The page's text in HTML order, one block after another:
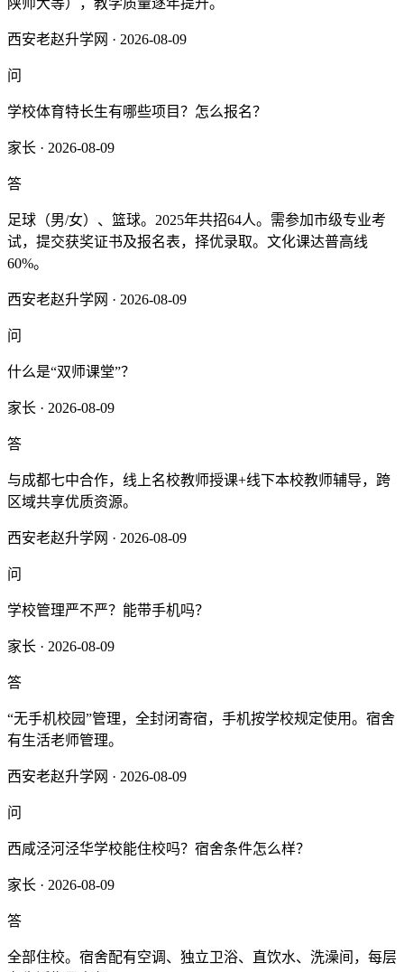
陕师大等），教学质量逐年提升。
西安老赵升学网 · 2026-08-09
问
学校体育特长生有哪些项目？怎么报名？
家长 · 2026-08-09
答
足球（男/女）、篮球。2025年共招64人。需参加市级专业考
试，提交获奖证书及报名表，择优录取。文化课达普高线
60%。
西安老赵升学网 · 2026-08-09
问
什么是“双师课堂”？
家长 · 2026-08-09
答
与成都七中合作，线上名校教师授课+线下本校教师辅导，跨
区域共享优质资源。
西安老赵升学网 · 2026-08-09
问
学校管理严不严？能带手机吗？
家长 · 2026-08-09
答
“无手机校园”管理，全封闭寄宿，手机按学校规定使用。宿舍
有生活老师管理。
西安老赵升学网 · 2026-08-09
问
西咸泾河泾华学校能住校吗？宿舍条件怎么样？
家长 · 2026-08-09
答
全部住校。宿舍配有空调、独立卫浴、直饮水、洗澡间，每层